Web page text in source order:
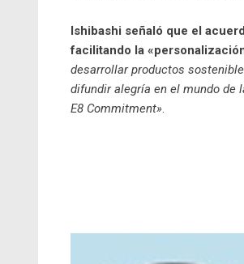
Ishibashi señaló que el
facilitando la
desarrollar productos
difundir alegría en el mundo de
E8 Commitment».